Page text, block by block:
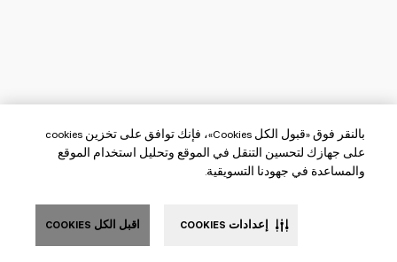
بالنقر فوق «قبول الكل Cookies»، فإنك توافق على تخزين cookies
على جهازك لتحسين التنقل في الموقع وتحليل استخدام الموقع
والمساعدة في جهودنا التسويقية.
اقبل الكل COOKIES إعدادات COOKIES